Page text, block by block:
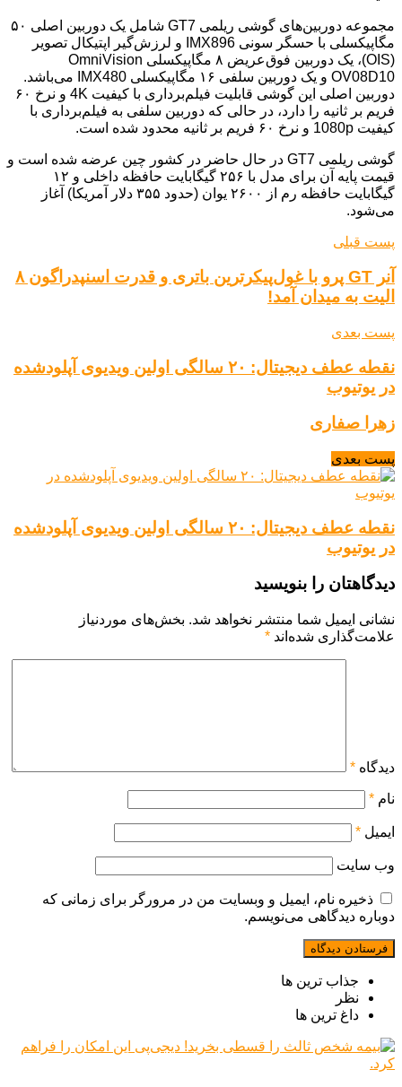
مجموعه دوربین‌های گوشی ریلمی GT7 شامل یک دوربین اصلی ۵۰
مگاپیکسلی با حسگر سونی IMX896 و لرزش‌گیر اپتیکال تصویر
(OIS)، یک دوربین فوق‌عریض ۸ مگاپیکسلی OmniVision
OV08D10 و یک دوربین سلفی ۱۶ مگاپیکسلی IMX480 می‌باشد.
دوربین اصلی این گوشی قابلیت فیلم‌برداری با کیفیت 4K و نرخ ۶۰
فریم بر ثانیه را دارد، در حالی که دوربین سلفی به فیلم‌برداری با
کیفیت 1080p و نرخ ۶۰ فریم بر ثانیه محدود شده است.
گوشی ریلمی GT7 در حال حاضر در کشور چین عرضه شده است و
قیمت پایه آن برای مدل با ۲۵۶ گیگابایت حافظه داخلی و ۱۲
گیگابایت حافظه رم از ۲۶۰۰ یوان (حدود ۳۵۵ دلار آمریکا) آغاز
می‌شود.
پست قبلی
آنر GT پرو با غول‌پیکرترین باتری و قدرت اسنپدراگون ۸
الیت به میدان آمد!
پست بعدی
نقطه عطف دیجیتال: ۲۰ سالگی اولین ویدیوی آپلودشده
در یوتیوب
زهرا صفاری
پست بعدی
نقطه عطف دیجیتال: ۲۰ سالگی اولین ویدیوی آپلودشده
در یوتیوب
دیدگاهتان را بنویسید
نشانی ایمیل شما منتشر نخواهد شد. بخش‌های موردنیاز
علامت‌گذاری شده‌اند *
دیدگاه *
نام *
ایمیل *
وب‌ سایت
ذخیره نام، ایمیل و وبسایت من در مرورگر برای زمانی که
دوباره دیدگاهی می‌نویسم.
جذاب ترین ها
نظر
داغ ترین ها